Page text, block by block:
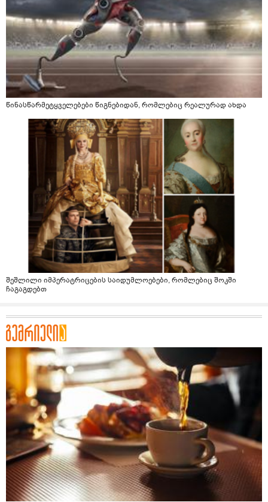
წინასწარმეტყველებები წიგნებიდან, რომლებიც რეალურად ახდა
შეშლილი იმპერატრიცების საიდუმლოებები, რომლებიც შოკში
ჩაგაგდებთ